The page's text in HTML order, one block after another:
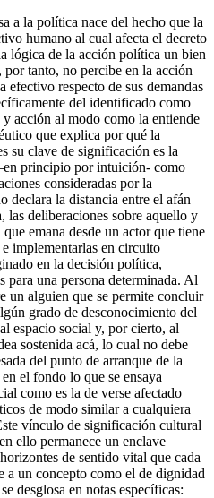
a la política nace del hecho que la
humano al cual afecta el decreto
lógica de la acción política un bien
tanto, no percibe en la acción
respecto de sus demandas
del identificado como
acción al modo como la entiende
que explica por qué la
su clave de significación es la
principio por intuición- como
consideradas por la
declara la distancia entre el afán
las deliberaciones sobre aquello y
emana desde un actor que tiene
implementarlas en circuito
en la decisión política,
para una persona determinada. Al
un alguien que se permite concluir
grado de desconocimiento del
espacio social y, por cierto, al
sostenida acá, lo cual no debe
del punto de arranque de la
el fondo lo que se ensaya
como es la de verse afectado
de modo similar a cualquiera
vínculo de significación cultural
ello permanece un enclave
de sentido vital que cada
a un concepto como el de dignidad
desglosa en notas específicas: